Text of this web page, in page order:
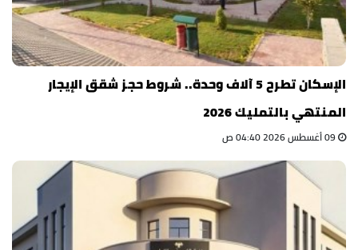
الإسكان تطرح 5 آلاف وحدة.. شروط حجز شقق الإيجار
المنتهي بالتمليك 2026